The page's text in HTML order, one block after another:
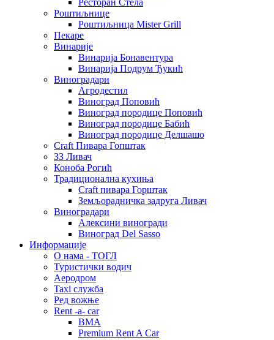
Ресторан Стела
Роштиљнице
Роштиљница Mister Grill
Пекаре
Винарије
Винарија Бонавентура
Винарија Подрум Ђукић
Виноградари
Агродестил
Виноград Поповић
Виноград породице Поповић
Виноград породице Бабић
Виноград породице Делшашо
Craft Пивара Гопштак
ЗЗ Ливач
Коноба Рогић
Традиционална кухиња
Craft пивара Горштак
Земљорадничка задруга Ливач
Виноградари
Алексини виногради
Виноград Del Sasso
Информације
О нама - ТОГЛ
Туристички водич
Аеродром
Taxi служба
Ред вожње
Rent -a- car
BMA
Premium Rent A Car